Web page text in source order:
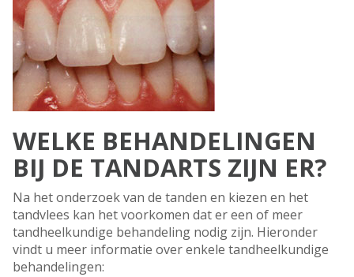
WELKE BEHANDELINGEN
BIJ DE TANDARTS ZIJN ER?
Na het onderzoek van de tanden en kiezen en het
tandvlees kan het voorkomen dat er een of meer
tandheelkundige behandeling nodig zijn. Hieronder
vindt u meer informatie over enkele tandheelkundige
behandelingen: